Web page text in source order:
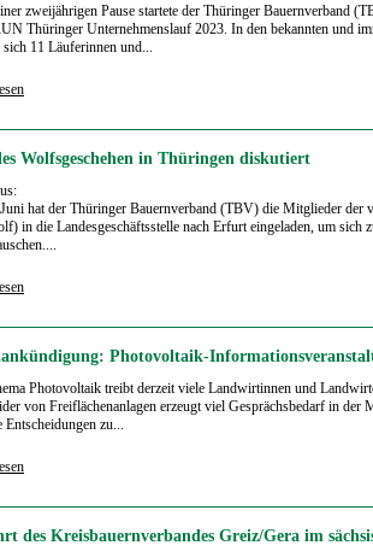
zweijährigen Pause startete der Thüringer Bauernverband
Thüringer Unternehmenslauf 2023. In den bekannten und
sich 11 Läuferinnen und...
Wolfsgeschehen in Thüringen diskutiert
hat der Thüringer Bauernverband (TBV) die Mitglieder der
in die Landesgeschäftsstelle nach Erfurt eingeladen, um sich
Photovoltaik-
Photovoltaik treibt derzeit viele Landwirtinnen und
von Freiflächenanlagen erzeugt viel Gesprächsbedarf in der
Entscheidungen zu...
des Kreisbauernverbandes Greiz/Gera im